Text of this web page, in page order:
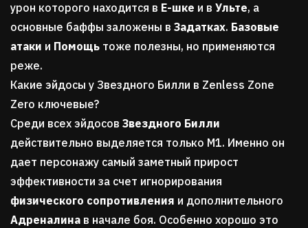
урон которого находится в Е-шке и в Ульте, а
основные баффы заложены в Задатках. Базовые
атаки и Помощь тоже полезны, но применяются
реже.
Какие эйдосы у Звездного Билли в Zenless Zone
Zero ключевые?
Среди всех эйдосов Звездного Билли
действительно выделяется только М1. Именно он
дает персонажу самый заметный прирост
эффективности за счет игнорирования
физического сопротивления и дополнительного
Адреналина в начале боя. Особенно хорошо это